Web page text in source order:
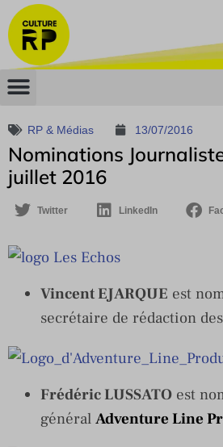
RP & Médias 13/07/2016
Nominations
juillet 2016
Twitter LinkedIn
Vincent EJARQUE est
secrétaire de rédaction des
Frédéric LUSSATO est
général Adventure Line